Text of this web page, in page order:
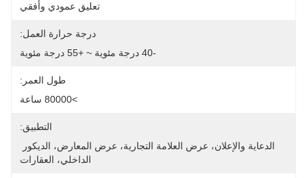
تعليق عمودي وأفقي
درجة حرارة العمل:
-40 درجة مئوية ~ +55 درجة مئوية
طول العمر:
>80000 ساعة
التطبيق:
الداخلي، العقارات